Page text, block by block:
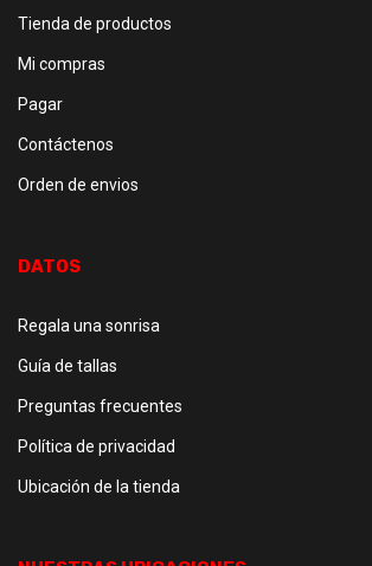
Tienda de productos
Mi compras
Pagar
Contáctenos
Orden de envios
DATOS
Regala una sonrisa
Guía de tallas
Preguntas frecuentes
Política de privacidad
Ubicación de la tienda